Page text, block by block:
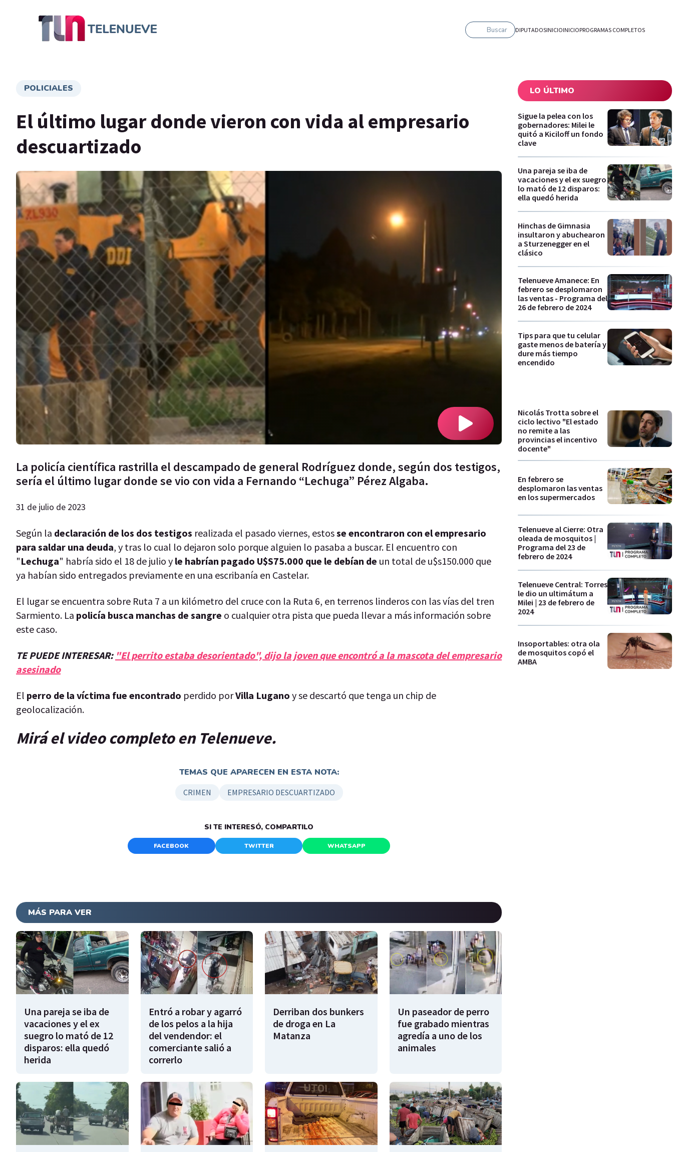
Buscar DIPUTADOSINICIOINICIOPROGRAMAS COMPLETOS
POLICIALES
El último lugar donde vieron con vida al empresario
descuartizado
La policía científica rastrilla el descampado de general Rodríguez donde, según dos testigos,
sería el último lugar donde se vio con vida a Fernando “Lechuga” Pérez Algaba.
31 de julio de 2023
Según la declaración de los dos testigos realizada el pasado viernes, estosse encontraron con el empresario
para saldar una deuda, y tras lo cual lo dejaron solo porque alguien lo pasaba a buscar. El encuentro con
"Lechuga" habría sido el 18 de julio y le habrían pagado U$S75.000 que le debían de un total de u$s150.000 que
ya habían sido entregados previamente en una escribanía en Castelar.
El lugar se encuentra sobre Ruta 7 a un kilómetro del cruce con la Ruta 6, en terrenos linderos con las vías del tren
Sarmiento. La policía busca manchas de sangre o cualquier otra pista que pueda llevar a más información sobre
este caso.
TE PUEDE INTERESAR: "El perrito estaba desorientado", dijo la joven que encontró a la mascota del empresario
asesinado
El perro de la víctima fue encontrado perdido porVilla Lugano y se descartó que tenga un chip de
geolocalización.
Mirá el video completo en Telenueve.
TEMAS QUE APARECEN EN ESTA NOTA:
CRIMEN EMPRESARIO DESCUARTIZADO
SI TE INTERESÓ, COMPARTILO
FACEBOOK TWITTER WHATSAPP
MÁS PARA VER
Una pareja se iba de
vacaciones y el ex
suegro lo mató de 12
disparos: ella quedó
herida
Entró a robar y agarró
de los pelos a la hija
del vendendor: el
comerciante salió a
correrlo
Derriban dos bunkers
de droga en La
Matanza
Un paseador de perro
fue grabado mientras
agredía a uno de los
animales
LO ÚLTIMO
Sigue la pelea con los
gobernadores: Milei le
quitó a Kiciloff un fondo
clave
Una pareja se iba de
vacaciones y el ex suegro
lo mató de 12 disparos:
ella quedó herida
Hinchas de Gimnasia
insultaron y abuchearon
a Sturzenegger en el
clásico
Telenueve Amanece: En
febrero se desplomaron
las ventas - Programa del
26 de febrero de 2024
Tips para que tu celular
gaste menos de batería y
dure más tiempo
encendido
Nicolás Trotta sobre el
ciclo lectivo "El estado
no remite a las
provincias el incentivo
docente"
En febrero se
desplomaron las ventas
en los supermercados
Telenueve al Cierre: Otra
oleada de mosquitos |
Programa del 23 de
febrero de 2024
Telenueve Central: Torres
le dio un ultimátum a
Milei | 23 de febrero de
2024
Insoportables: otra ola
de mosquitos copó el
AMBA